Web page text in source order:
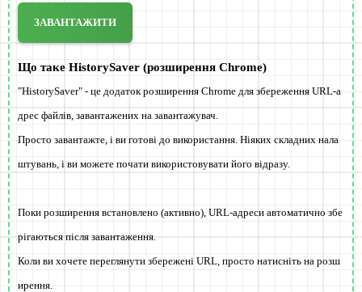
ЗАВАНТАЖИТИ
Що таке HistorySaver (розширення Chrome)
"HistorySaver" - це додаток розширення Chrome для збереження URL-а
дрес файлів, завантажених на завантажувач.
Просто завантажте, і ви готові до використання. Ніяких складних нала
штувань, і ви можете почати використовувати його відразу.
Поки розширення встановлено (активно), URL-адреси автоматично збе
рігаються після завантаження.
Коли ви хочете переглянути збережені URL, просто натисніть на розш
ирення.